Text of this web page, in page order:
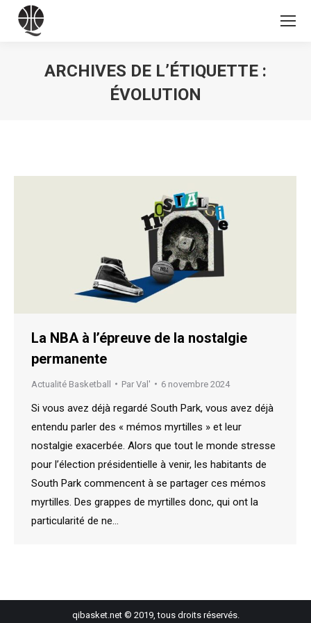
ARCHIVES DE L’ÉTIQUETTE :
ÉVOLUTION
La NBA à l’épreuve de la nostalgie
permanente
Actualité Basketball Par Val' 6 novembre 2024
Si vous avez déjà regardé South Park, vous avez déjà
entendu parler des « mémos myrtilles » et leur
nostalgie exacerbée. Alors que tout le monde stresse
pour l’élection présidentielle à venir, les habitants de
South Park commencent à se partager ces mémos
myrtilles. Des grappes de myrtilles donc, qui ont la
particularité de ne…
qibasket.net © 2019, tous droits réservés.